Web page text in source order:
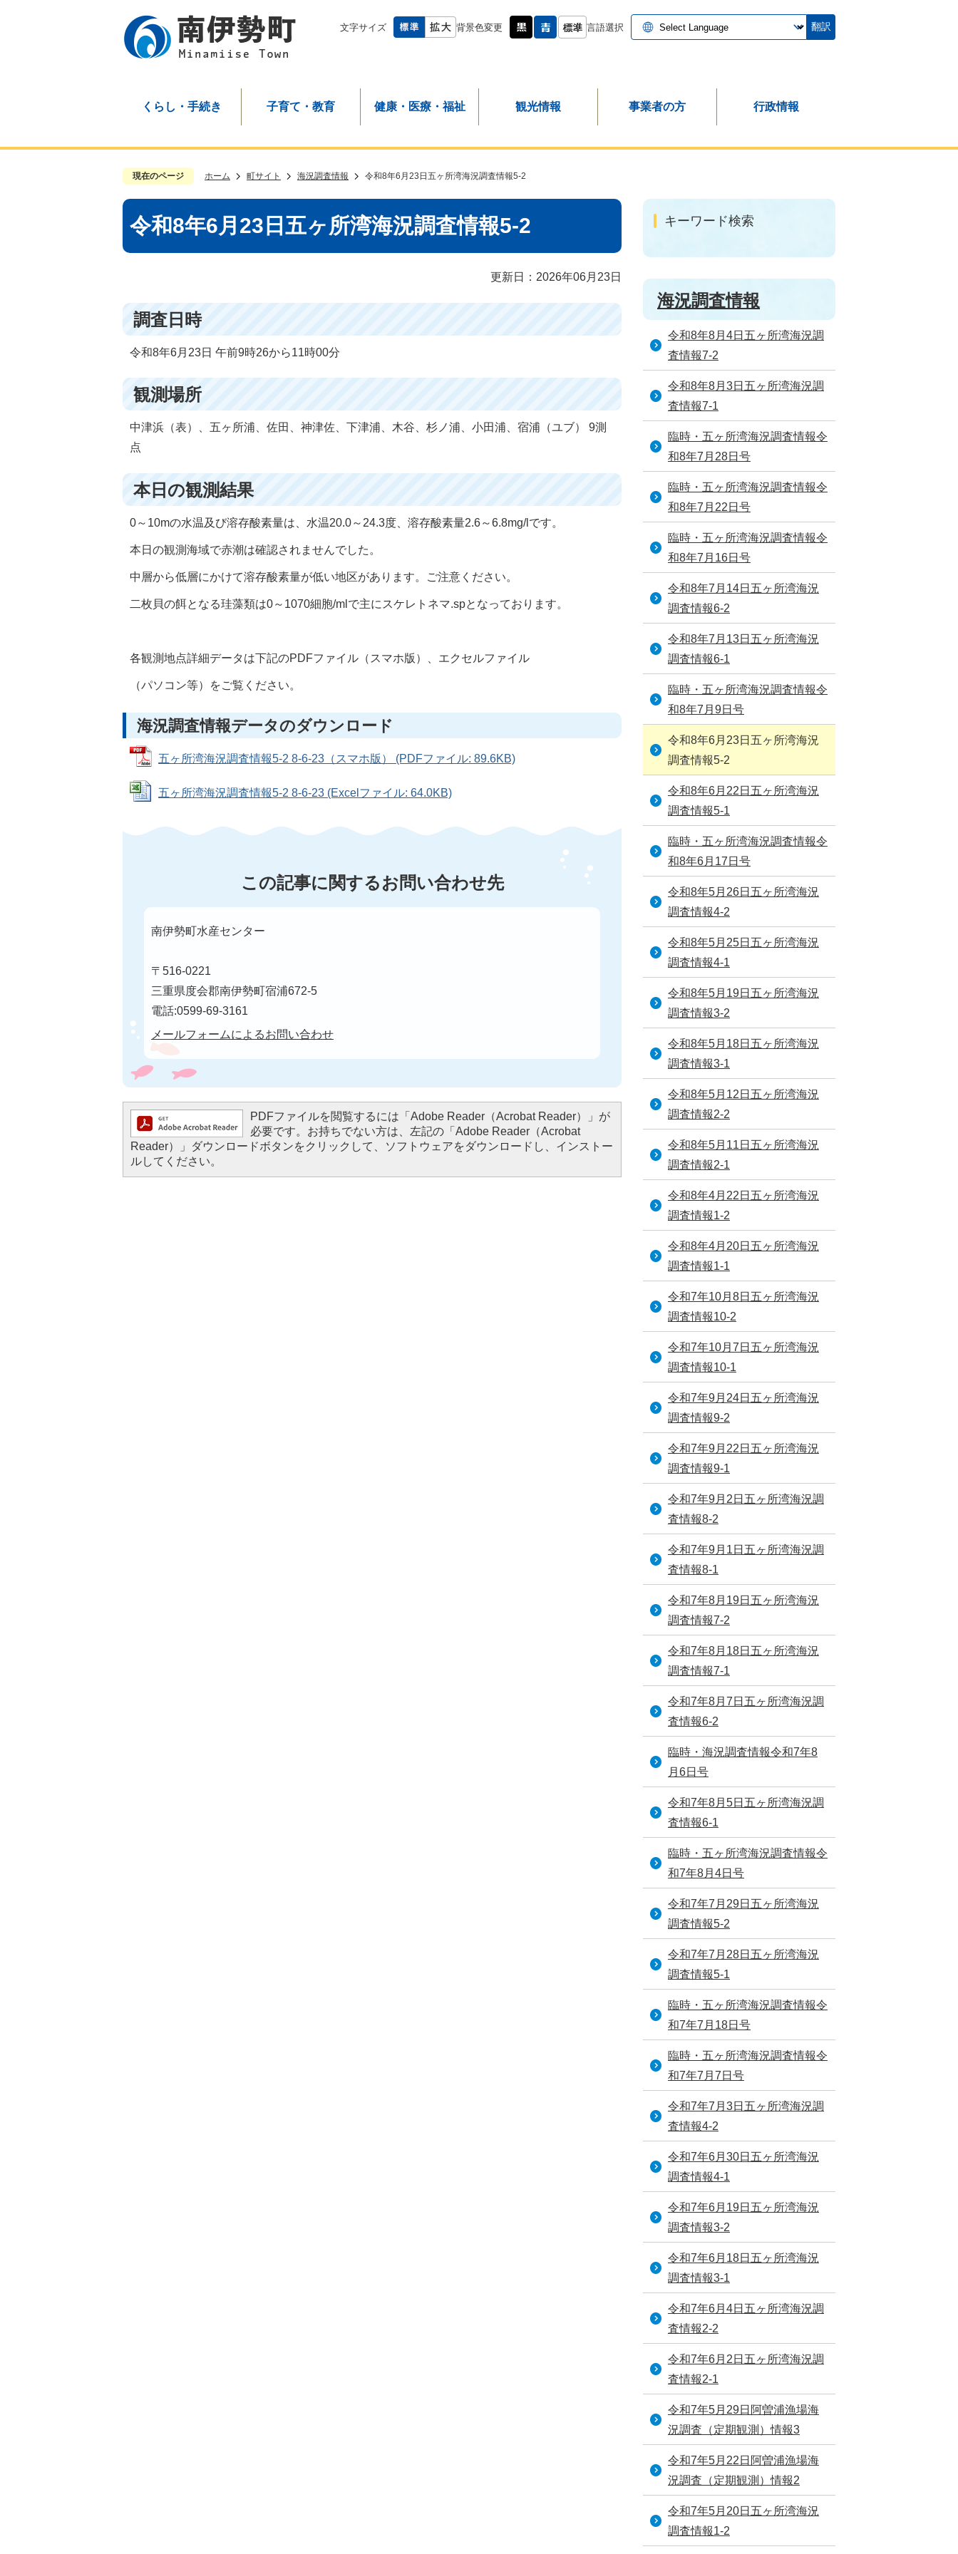
文字サイズ 背景色変更 言語選択 翻訳
くらし・手続き 子育て・教育 健康・医療・福祉 観光情報 事業者の方 行政情報
現在のページ ホーム 町サイト 海況調査情報 令和8年6月23日五ヶ所湾海況調査情報5-2
令和8年6月23日五ヶ所湾海況調査情報5-2
更新日：2026年06月23日
調査日時
令和8年6月23日 午前9時26から11時00分
観測場所
中津浜（表）、五ヶ所浦、佐田、神津佐、下津浦、木谷、杉ノ浦、小田浦、宿浦（ユブ） 9測
点
本日の観測結果
0～10mの水温及び溶存酸素量は、水温20.0～24.3度、溶存酸素量2.6～6.8mg/lです。
本日の観測海域で赤潮は確認されませんでした。
中層から低層にかけて溶存酸素量が低い地区があります。ご注意ください。
二枚貝の餌となる珪藻類は0～1070細胞/mlで主にスケレトネマ.spとなっております。
各観測地点詳細データは下記のPDFファイル（スマホ版）、エクセルファイル
（パソコン等）をご覧ください。
海況調査情報データのダウンロード
五ヶ所湾海況調査情報5-2 8-6-23（スマホ版） (PDFファイル: 89.6KB)
五ヶ所湾海況調査情報5-2 8-6-23 (Excelファイル: 64.0KB)
この記事に関するお問い合わせ先
南伊勢町水産センター
〒516-0221
三重県度会郡南伊勢町宿浦672-5
電話:0599-69-3161
メールフォームによるお問い合わせ
PDFファイルを閲覧するには「Adobe Reader（Acrobat Reader）」が
必要です。お持ちでない方は、左記の「Adobe Reader（Acrobat
Reader）」ダウンロードボタンをクリックして、ソフトウェアをダウンロードし、インストー
ルしてください。
キーワード検索
海況調査情報
令和8年8月4日五ヶ所湾海況調
査情報7-2
令和8年8月3日五ヶ所湾海況調
査情報7-1
臨時・五ヶ所湾海況調査情報令
和8年7月28日号
臨時・五ヶ所湾海況調査情報令
和8年7月22日号
臨時・五ヶ所湾海況調査情報令
和8年7月16日号
令和8年7月14日五ヶ所湾海況
調査情報6-2
令和8年7月13日五ヶ所湾海況
調査情報6-1
臨時・五ヶ所湾海況調査情報令
和8年7月9日号
令和8年6月23日五ヶ所湾海況
調査情報5-2
令和8年6月22日五ヶ所湾海況
調査情報5-1
臨時・五ヶ所湾海況調査情報令
和8年6月17日号
令和8年5月26日五ヶ所湾海況
調査情報4-2
令和8年5月25日五ヶ所湾海況
調査情報4-1
令和8年5月19日五ヶ所湾海況
調査情報3-2
令和8年5月18日五ヶ所湾海況
調査情報3-1
令和8年5月12日五ヶ所湾海況
調査情報2-2
令和8年5月11日五ヶ所湾海況
調査情報2-1
令和8年4月22日五ヶ所湾海況
調査情報1-2
令和8年4月20日五ヶ所湾海況
調査情報1-1
令和7年10月8日五ヶ所湾海況
調査情報10-2
令和7年10月7日五ヶ所湾海況
調査情報10-1
令和7年9月24日五ヶ所湾海況
調査情報9-2
令和7年9月22日五ヶ所湾海況
調査情報9-1
令和7年9月2日五ヶ所湾海況調
査情報8-2
令和7年9月1日五ヶ所湾海況調
査情報8-1
令和7年8月19日五ヶ所湾海況
調査情報7-2
令和7年8月18日五ヶ所湾海況
調査情報7-1
令和7年8月7日五ヶ所湾海況調
査情報6-2
臨時・海況調査情報令和7年8
月6日号
令和7年8月5日五ヶ所湾海況調
査情報6-1
臨時・五ヶ所湾海況調査情報令
和7年8月4日号
令和7年7月29日五ヶ所湾海況
調査情報5-2
令和7年7月28日五ヶ所湾海況
調査情報5-1
臨時・五ヶ所湾海況調査情報令
和7年7月18日号
臨時・五ヶ所湾海況調査情報令
和7年7月7日号
令和7年7月3日五ヶ所湾海況調
査情報4-2
令和7年6月30日五ヶ所湾海況
調査情報4-1
令和7年6月19日五ヶ所湾海況
調査情報3-2
令和7年6月18日五ヶ所湾海況
調査情報3-1
令和7年6月4日五ヶ所湾海況調
査情報2-2
令和7年6月2日五ヶ所湾海況調
査情報2-1
令和7年5月29日阿曽浦漁場海
況調査（定期観測）情報3
令和7年5月22日阿曽浦漁場海
況調査（定期観測）情報2
令和7年5月20日五ヶ所湾海況
調査情報1-2